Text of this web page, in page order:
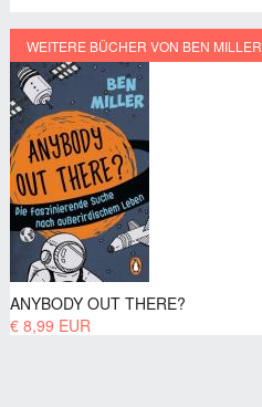
WEITERE BÜCHER VON BEN MILLER
ANYBODY OUT THERE?
€ 8,99 EUR